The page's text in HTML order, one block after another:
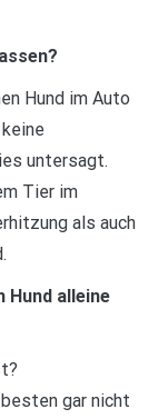
Hund im Auto
untersagt.
Tier im
als auch
Hund alleine
gar nicht